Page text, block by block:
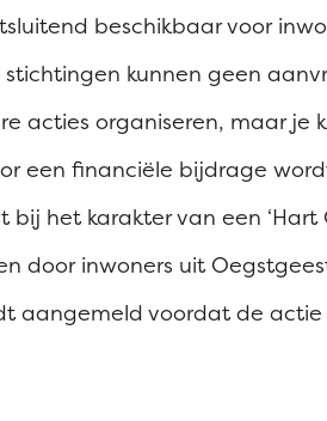
beschikbaar voor
stichtingen kunnen geen
acties organiseren, maar je
een financiële bijdrage
het karakter van een ‘Hart
door inwoners uit
aangemeld voordat de actie